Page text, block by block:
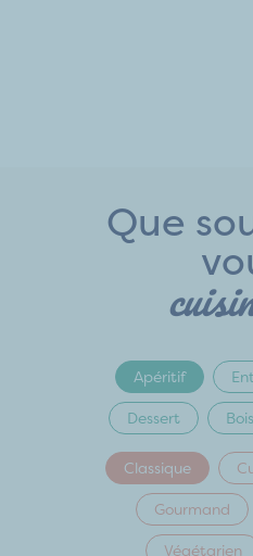
Que
Apéritif
Dessert
Classique
Gourmand
Végétarien